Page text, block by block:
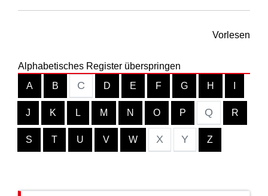
Vorlesen
Alphabetisches Register überspringen
A
B C D E F G H
J K L M N O P Q R
S T U V W X Y Z